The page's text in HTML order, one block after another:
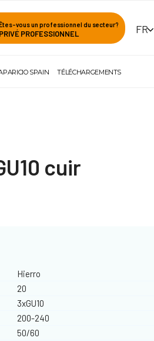
vous un professionnel du secteur?
PRIVÉ PROFESSIONNEL FR
SPAIN TÉLÉCHARGEMENTS
cuir
Hierro
20
3xGU10
200-240
50/60